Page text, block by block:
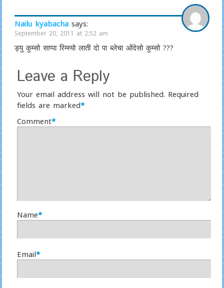
Nailu kyabacha says:
September 20, 2011 at 2:52 am
ड्यु कुम्सो साप्पा रिम्स्यो लाती दो पा ब्लेचा ओंदेसो कुम्सो ???
Leave a Reply
Your email address will not be published. Required
fields are marked*
Comment*
Name*
Email*